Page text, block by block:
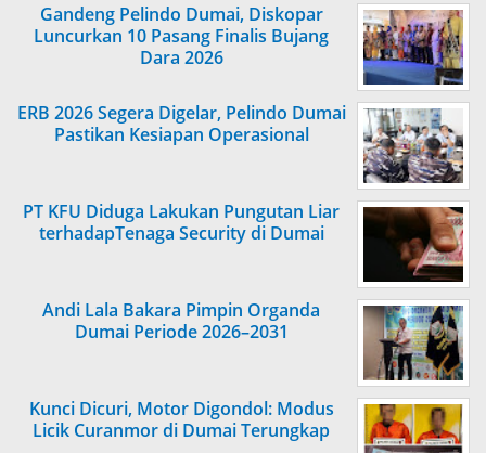
Gandeng Pelindo Dumai, Diskopar
Luncurkan 10 Pasang Finalis Bujang
Dara 2026
ERB 2026 Segera Digelar, Pelindo Dumai
Pastikan Kesiapan Operasional
PT KFU Diduga Lakukan Pungutan Liar
terhadapTenaga Security di Dumai
Andi Lala Bakara Pimpin Organda
Dumai Periode 2026–2031
Kunci Dicuri, Motor Digondol: Modus
Licik Curanmor di Dumai Terungkap